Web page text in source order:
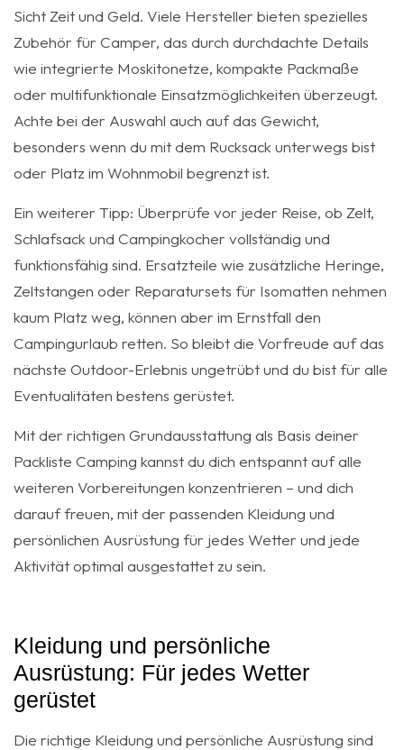
Sicht Zeit und Geld. Viele Hersteller bieten spezielles
Zubehör für Camper, das durch durchdachte Details
wie integrierte Moskitonetze, kompakte Packmaße
oder multifunktionale Einsatzmöglichkeiten überzeugt.
Achte bei der Auswahl auch auf das Gewicht,
besonders wenn du mit dem Rucksack unterwegs bist
oder Platz im Wohnmobil begrenzt ist.
Ein weiterer Tipp: Überprüfe vor jeder Reise, ob Zelt,
Schlafsack und Campingkocher vollständig und
funktionsfähig sind. Ersatzteile wie zusätzliche Heringe,
Zeltstangen oder Reparatursets für Isomatten nehmen
kaum Platz weg, können aber im Ernstfall den
Campingurlaub retten. So bleibt die Vorfreude auf das
nächste Outdoor-Erlebnis ungetrübt und du bist für alle
Eventualitäten bestens gerüstet.
Mit der richtigen Grundausstattung als Basis deiner
Packliste Camping kannst du dich entspannt auf alle
weiteren Vorbereitungen konzentrieren – und dich
darauf freuen, mit der passenden Kleidung und
persönlichen Ausrüstung für jedes Wetter und jede
Aktivität optimal ausgestattet zu sein.
Kleidung und persönliche
Ausrüstung: Für jedes Wetter
gerüstet
Die richtige Kleidung und persönliche Ausrüstung sind